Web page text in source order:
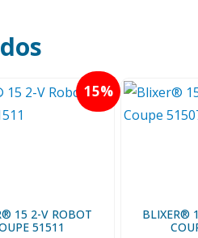
15
15 2-V ROBOT
51511
BLIXER®